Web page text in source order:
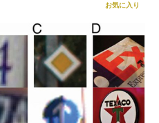
お気に入り